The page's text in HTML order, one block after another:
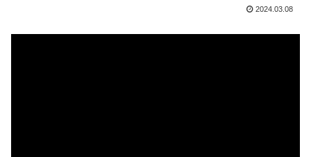
2024.03.08